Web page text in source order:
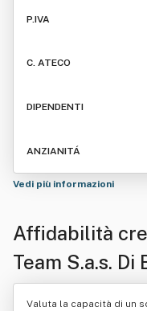
P.IVA
C. ATECO
DIPENDENTI
ANZIANITÁ
Vedi più informazioni
Affidabilità
Team S.a.s.
& C.
Valuta la capacità di un